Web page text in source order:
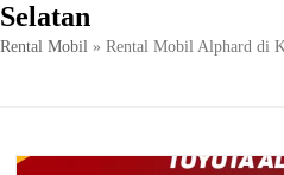
Selatan
Rental Mobil » Rental Mobil Alphard di